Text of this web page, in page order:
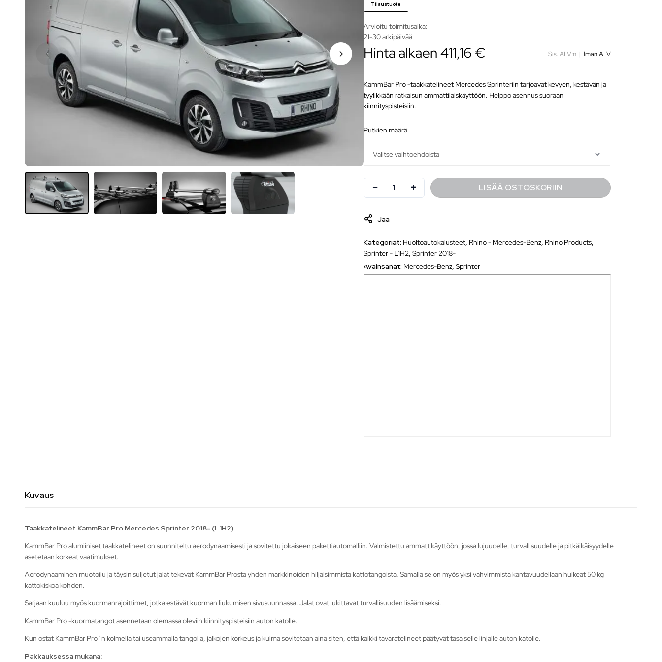
Tilaustuote
Arvioitu toimitusaika:
21-30 arkipäivää
Hinta alkaen411,16 € Sis. ALV:n | Ilman ALV
KammBar Pro -taakkatelineet Mercedes Sprinteriin tarjoavat kevyen, kestävän ja
tyylikkään ratkaisun ammattilaiskäyttöön. Helppo asennus suoraan
kiinnityspisteisiin.
putkien määrä
LISÄÄ OSTOSKORIIN
Jaa
Kategoriat: Huoltoautokalusteet Rhino - Mercedes-Benz Rhino Products
Sprinter - L1H2 ,Sprinter 2018-
Avainsanat: Mercedes-Benz ,Sprinter
Kuvaus
Taakkatelineet KammBar Pro Mercedes Sprinter 2018- (L1H2)
KammBar Pro alumiiniset taakkatelineet on suunniteltu aerodynaamisesti ja sovitettu jokaiseen pakettiautomalliin. Valmistettu ammattikäyttöön, jossa lujuudelle, turvallisuudelle ja pitkäikäisyydelle
asetetaan korkeat vaatimukset.
Aerodynaaminen muotoilu ja täysin suljetut jalat tekevät KammBar Prosta yhden markkinoiden hiljaisimmista kattotangoista. Samalla se on myös yksi vahvimmista kantavuudellaan huikeat 50 kg
kattokiskoa kohden.
Sarjaan kuuluu myös kuormanrajoittimet, jotka estävät kuorman liukumisen sivusuunnassa. Jalat ovat lukittavat turvallisuuden lisäämiseksi.
KammBar Pro -kuormatangot asennetaan olemassa oleviin kiinnityspisteisiin auton katolle.
Kun ostat KammBar Pro´n kolmella tai useammalla tangolla, jalkojen korkeus ja kulma sovitetaan aina siten, että kaikki tavaratelineet päätyvät tasaiselle linjalle auton katolle.
Pakkauksessa mukana: